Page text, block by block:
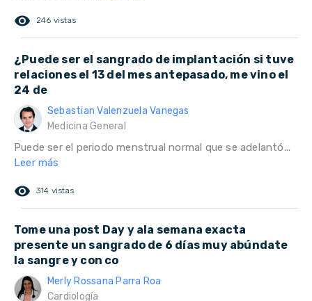
remove_red_eye 246 vistas
¿Puede ser el sangrado de implantación si tuve
relaciones el 13 del mes antepasado, me vino el
24 de
Sebastian Valenzuela Vanegas
Medicina General
Puede ser el periodo menstrual normal que se adelantó...
Leer más
remove_red_eye 314 vistas
Tome una post Day y ala semana exacta
presente un sangrado de 6 días muy abúndate
la sangre y con co
Merly Rossana Parra Roa
Cardiología